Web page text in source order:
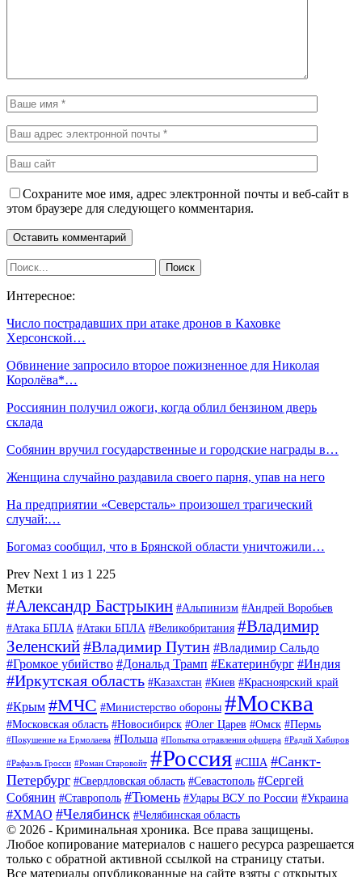
Сохраните мое имя, адрес электронной почты и веб-сайт в
этом браузере для следующего комментария.
Интересное:
Число пострадавших при атаке дронов в Каховке
Херсонской…
Обвинение запросило второе пожизненное для Николая
Королёва*…
Россиянин получил ожоги, когда облил бензином дверь
склада
Собянин вручил государственные и городские награды в…
Женщина случайно раздавила своего парня, упав на него
На предприятии «Северсталь» произошел трагический
случай:…
Богомаз сообщил, что в Брянской области уничтожили…
Prev Next 1 из 1 225
Метки
#Александр Бастрыкин #Альпинизм #Андрей Воробьев
#Атака БПЛА #Атаки БПЛА #Великобритания #Владимир
Зеленский#Владимир Путин #Владимир Сальдо
#Громкое убийство #Дональд Трамп #Екатеринбург #Индия
#Иркутская область #Казахстан #Киев #Красноярский край
#Крым #МЧС #Министерство обороны #Москва
#Московская область #Новосибирск #Олег Царев #Омск #Пермь
#Покушение на Ермолаева #Польша #Попытка отравления офицера #Радий Хабиров
#Рафаэль Гросси #Роман Старовойт #Россия #США #Санкт-
Петербург #Свердловская область #Севастополь #Сергей
Собянин #Ставрополь #Тюмень #Удары ВСУ по России #Украина
#ХМАО #Челябинск #Челябинская область
© 2026 - Криминальная хроника. Все права защищены.
Любое копирование материалов с нашего ресурса разрешается
только с обратной активной ссылкой на страницу статьи.
Все материалы опубликованные на сайте взяты с открытых